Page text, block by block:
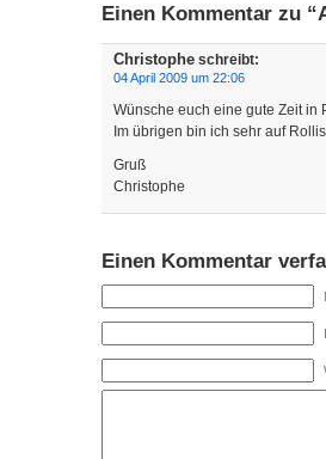
Einen Kommentar zu
Christophe schreibt:
04 April 2009 um 22:06
Wünsche euch eine gute Zeit in
Im übrigen bin ich sehr auf
Gruß
Christophe
Einen Kommentar